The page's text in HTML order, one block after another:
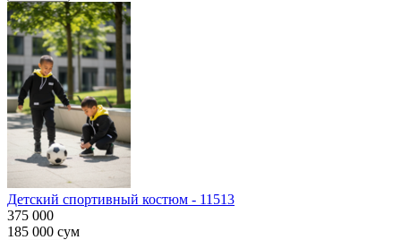
Детский спортивный костюм - 11513
375 000
185 000 сум